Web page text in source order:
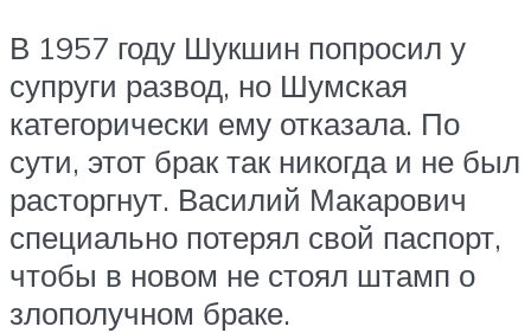
В 1957 году Шукшин попросил у
супруги развод, но Шумская
категорически ему отказала. По
сути, этот брак так никогда и не был
расторгнут. Василий Макарович
специально потерял свой паспорт,
чтобы в новом не стоял штамп о
злополучном браке.